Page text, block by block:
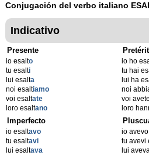
Conjugación del verbo italiano
Indicativo
Presente
io esalto
tu esalti
lui esalta
noi esaltiamo
voi esaltate
loro esaltano
io ho
tu hai
lui ha
noi
voi
loro
Imperfecto
io esaltavo
tu esaltavi
lui esaltava
io
tu avevi
lui